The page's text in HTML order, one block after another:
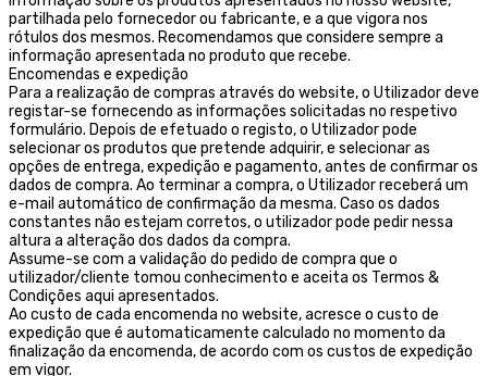
partilhada pelo fornecedor ou fabricante, e a que vigora nos
rótulos dos mesmos. Recomendamos que considere sempre a
informação apresentada no produto que recebe.
Encomendas e expedição
Para a realização de compras através do website, o Utilizador deve
registar-se fornecendo as informações solicitadas no respetivo
formulário. Depois de efetuado o registo, o Utilizador pode
selecionar os produtos que pretende adquirir, e selecionar as
opções de entrega, expedição e pagamento, antes de confirmar os
dados de compra. Ao terminar a compra, o Utilizador receberá um
e-mail automático de confirmação da mesma. Caso os dados
constantes não estejam corretos, o utilizador pode pedir nessa
altura a alteração dos dados da compra.
Assume-se com a validação do pedido de compra que o
utilizador/cliente tomou conhecimento e aceita os Termos &
Condições aqui apresentados.
Ao custo de cada encomenda no website, acresce o custo de
expedição que é automaticamente calculado no momento da
finalização da encomenda, de acordo com os custos de expedição
em vigor.